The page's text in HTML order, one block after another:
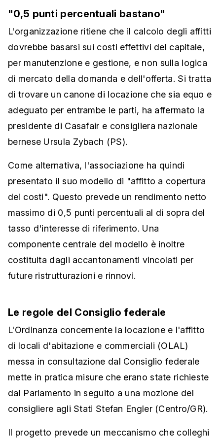
"0,5 punti percentuali bastano"
L'organizzazione ritiene che il calcolo degli affitti
dovrebbe basarsi sui costi effettivi del capitale,
per manutenzione e gestione, e non sulla logica
di mercato della domanda e dell'offerta. Si tratta
di trovare un canone di locazione che sia equo e
adeguato per entrambe le parti, ha affermato la
presidente di Casafair e consigliera nazionale
bernese Ursula Zybach (PS).
Come alternativa, l'associazione ha quindi
presentato il suo modello di "affitto a copertura
dei costi". Questo prevede un rendimento netto
massimo di 0,5 punti percentuali al di sopra del
tasso d'interesse di riferimento. Una
componente centrale del modello è inoltre
costituita dagli accantonamenti vincolati per
future ristrutturazioni e rinnovi.
Le regole del Consiglio federale
L'Ordinanza concernente la locazione e l'affitto
di locali d'abitazione e commerciali (OLAL)
messa in consultazione dal Consiglio federale
mette in pratica misure che erano state richieste
dal Parlamento in seguito a una mozione del
consigliere agli Stati Stefan Engler (Centro/GR).
Il progetto prevede un meccanismo che colleghi